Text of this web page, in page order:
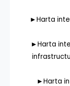
►Harta
►Harta
►Harta